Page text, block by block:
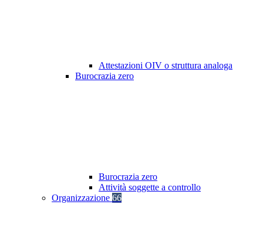
Attestazioni OIV o struttura analoga
Burocrazia zero
Burocrazia zero
Attività soggette a controllo
Organizzazione 66